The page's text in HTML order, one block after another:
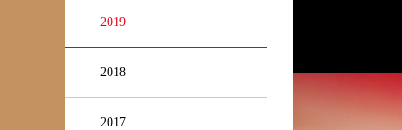
2019
2018
2017